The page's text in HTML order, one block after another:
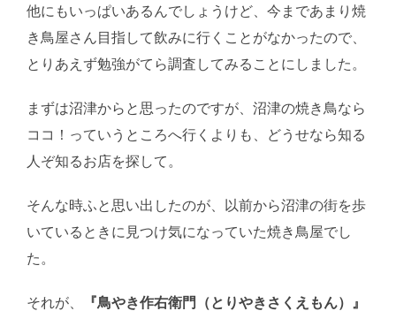
他にもいっぱいあるんでしょうけど、今まであまり焼
き鳥屋さん目指して飲みに行くことがなかったので、
とりあえず勉強がてら調査してみることにしました。
まずは沼津からと思ったのですが、沼津の焼き鳥なら
ココ！っていうところへ行くよりも、どうせなら知る
人ぞ知るお店を探して。
そんな時ふと思い出したのが、以前から沼津の街を歩
いているときに見つけ気になっていた焼き鳥屋でし
た。
それが、
『鳥やき作右衛門（とりやきさくえもん）』